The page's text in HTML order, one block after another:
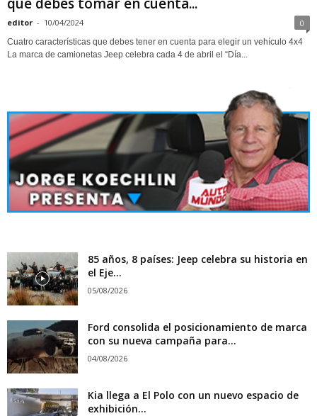
editor - 10/04/2024 0
Cuatro características que debes tener en cuenta para elegir un vehículo 4x4
La marca de camionetas Jeep celebra cada 4 de abril el “Día...
85 años, 8 países: Jeep celebra su historia en
el Eje...
05/08/2026
Ford consolida el posicionamiento de marca
con su nueva campaña para...
04/08/2026
Kia llega a El Polo con un nuevo espacio de
exhibición...